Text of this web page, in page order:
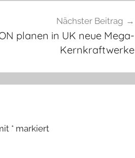
Nächster Beitrag
planen in UK neue Mega-
Kernkraftwerke
* markiert